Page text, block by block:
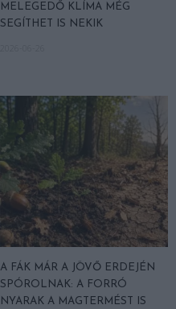
MELEGEDŐ KLÍMA MÉG
SEGÍTHET IS NEKIK
A FÁK MÁR A JÖVŐ ERDEJÉN
SPÓROLNAK: A FORRÓ
NYARAK A MAGTERMÉST IS